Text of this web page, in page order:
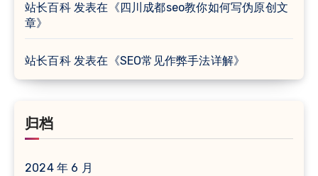
站长百科发表在《 四川成都seo教你如何写伪原创文
章》
站长百科发表在《SEO常见作弊手法详解》
归档
2024 年 6 月